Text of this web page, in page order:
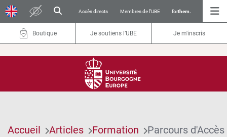
Accès directs Membres de l’UBE forthem.
Boutique Je soutiens l’UBE Je m'inscris
Accueil Articles Formation Parcours